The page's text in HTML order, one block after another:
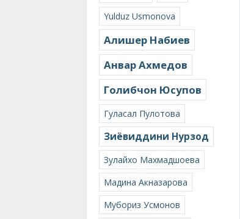
Yulduz Usmonova
Алишер Набиев
Анвар Ахмедов
Голибчон Юсупов
Гуласал Пулотова
Зиёвиддини Нурзод
Зулайхо Махмадшоева
Мадина Акназарова
Мубориз Усмонов